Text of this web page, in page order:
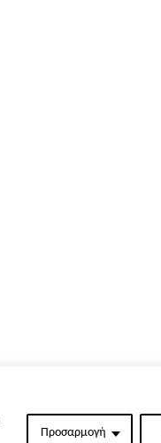
Προσαρμογή